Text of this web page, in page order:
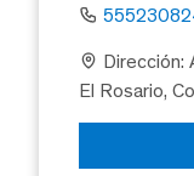
Dirección:
El Rosario,